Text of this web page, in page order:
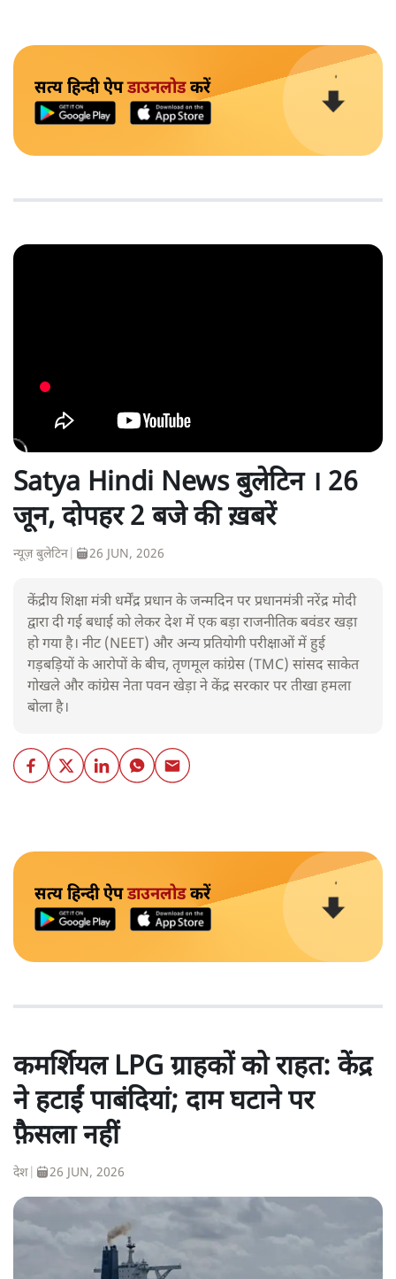
सत्य हिन्दी ऐपडाउनलोडकरें
Satya Hindi News बुलेटिन । 26
जून, दोपहर 2 बजे की ख़बरें
न्यूज़ बुलेटिन 26 JUN, 2026
केंद्रीय शिक्षा मंत्री धर्मेंद्र प्रधान के जन्मदिन पर प्रधानमंत्री नरेंद्र मोदी
द्वारा दी गई बधाई को लेकर देश में एक बड़ा राजनीतिक बवंडर खड़ा
हो गया है। नीट (NEET) और अन्य प्रतियोगी परीक्षाओं में हुई
गड़बड़ियों के आरोपों के बीच, तृणमूल कांग्रेस (TMC) सांसद साकेत
गोखले और कांग्रेस नेता पवन खेड़ा ने केंद्र सरकार पर तीखा हमला
बोला है।
सत्य हिन्दी ऐपडाउनलोडकरें
कमर्शियल LPG ग्राहकों को राहत: केंद्र
ने हटाईं पाबंदियां; दाम घटाने पर
फ़ैसला नहीं
देश 26 JUN, 2026